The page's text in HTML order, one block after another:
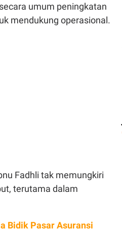
umum peningkatan
mendukung operasional.
Fadhli tak memungkiri
terutama dalam
Bidik Pasar Asuransi